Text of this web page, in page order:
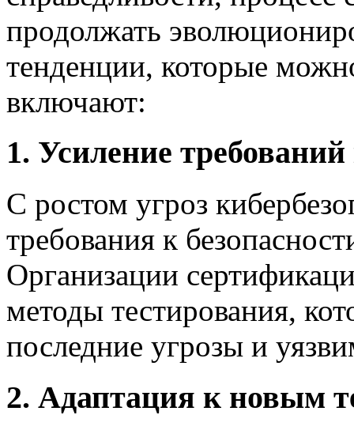
продолжать
тенденции, которые
включают:
1. Усиление требований
С ростом угроз
требования к
Организации
методы тестирования,
последние угрозы и
2. Адаптация к новым